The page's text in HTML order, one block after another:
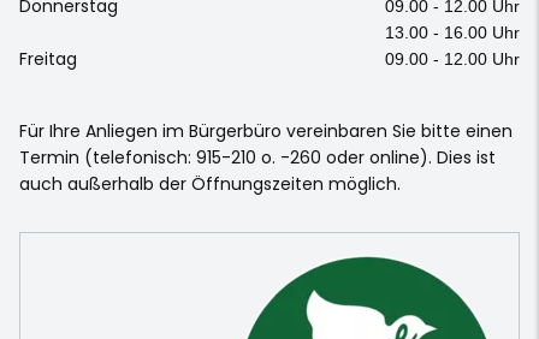
Donnerstag
09.00 - 12.00 Uhr
13.00 - 16.00 Uhr
Freitag 09.00 - 12.00 Uhr
Für Ihre Anliegen im Bürgerbüro vereinbaren Sie bitte einen
Termin (telefonisch: 915-210 o. -260 oder online). Dies ist
auch außerhalb der Öffnungszeiten möglich.